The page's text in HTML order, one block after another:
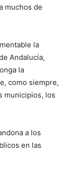
muchos de
la
Andalucía,
la
como siempre,
municipios, los
a los
en las